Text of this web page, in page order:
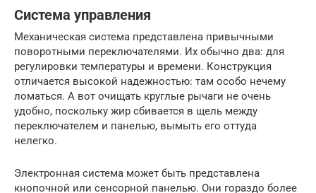
Система управления
Механическая система представлена привычными
поворотными переключателями. Их обычно два: для
регулировки температуры и времени. Конструкция
отличается высокой надежностью: там особо нечему
ломаться. А вот очищать круглые рычаги не очень
удобно, поскольку жир сбивается в щель между
переключателем и панелью, вымыть его оттуда
нелегко.
Электронная система может быть представлена
кнопочной или сенсорной панелью. Они гораздо более